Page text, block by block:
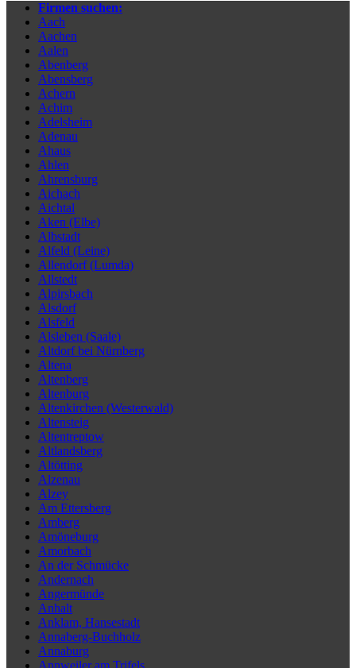
Firmen suchen:
Aach
Aachen
Aalen
Abenberg
Abensberg
Achern
Achim
Adelsheim
Adenau
Ahaus
Ahlen
Ahrensburg
Aichach
Aichtal
Aken (Elbe)
Albstadt
Alfeld (Leine)
Allendorf (Lumda)
Allstedt
Alpirsbach
Alsdorf
Alsfeld
Alsleben (Saale)
Altdorf bei Nürnberg
Altena
Altenberg
Altenburg
Altenkirchen (Westerwald)
Altensteig
Altentreptow
Altlandsberg
Altötting
Alzenau
Alzey
Am Ettersberg
Amberg
Amöneburg
Amorbach
An der Schmücke
Andernach
Angermünde
Anhalt
Anklam, Hansestadt
Annaberg-Buchholz
Annaburg